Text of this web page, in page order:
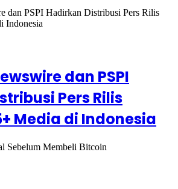
dan PSPI
Pers Rilis
Media di Indonesia